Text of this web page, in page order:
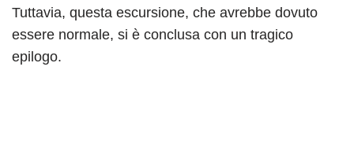
Tuttavia, questa escursione, che avrebbe dovuto
essere normale, si è conclusa con un tragico
epilogo.